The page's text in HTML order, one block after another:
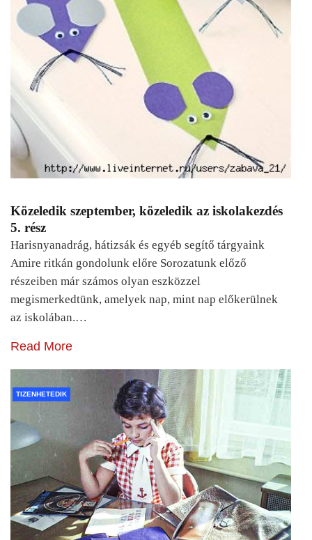
Közeledik szeptember, közeledik az iskolakezdés
5. rész
Harisnyanadrág, hátizsák és egyéb segítő tárgyaink
Amire ritkán gondolunk előre Sorozatunk előző
részeiben már számos olyan eszközzel
megismerkedtünk, amelyek nap, mint nap előkerülnek
az iskolában.…
Read More
TIZENHETEDIK